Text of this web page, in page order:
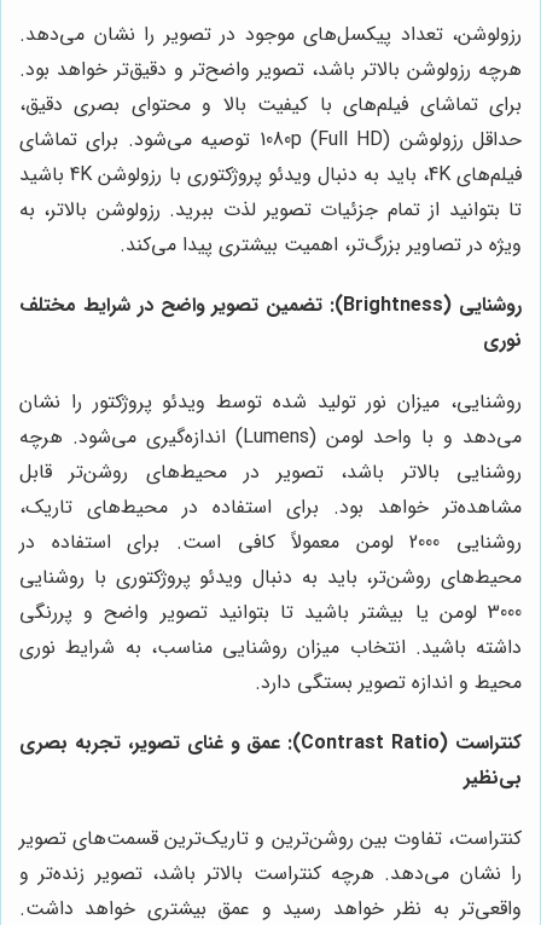
رزولوشن، تعداد پیکسل‌های موجود در تصویر را نشان می‌دهد.
هرچه رزولوشن بالاتر باشد، تصویر واضح‌تر و دقیق‌تر خواهد بود.
برای تماشای فیلم‌های با کیفیت بالا و محتوای بصری دقیق،
حداقل رزولوشن 1080p (Full HD) توصیه می‌شود. برای تماشای
فیلم‌های 4K، باید به دنبال ویدئو پروژکتوری با رزولوشن 4K باشید
تا بتوانید از تمام جزئیات تصویر لذت ببرید. رزولوشن بالاتر، به
ویژه در تصاویر بزرگ‌تر، اهمیت بیشتری پیدا می‌کند.
روشنایی (Brightness): تضمین تصویر واضح در شرایط مختلف
نوری
روشنایی، میزان نور تولید شده توسط ویدئو پروژکتور را نشان
می‌دهد و با واحد لومن (Lumens) اندازه‌گیری می‌شود. هرچه
روشنایی بالاتر باشد، تصویر در محیط‌های روشن‌تر قابل
مشاهده‌تر خواهد بود. برای استفاده در محیط‌های تاریک،
روشنایی 2000 لومن معمولاً کافی است. برای استفاده در
محیط‌های روشن‌تر، باید به دنبال ویدئو پروژکتوری با روشنایی
3000 لومن یا بیشتر باشید تا بتوانید تصویر واضح و پررنگی
داشته باشید. انتخاب میزان روشنایی مناسب، به شرایط نوری
محیط و اندازه تصویر بستگی دارد.
کنتراست (Contrast Ratio): عمق و غنای تصویر، تجربه بصری
بی‌نظیر
کنتراست، تفاوت بین روشن‌ترین و تاریک‌ترین قسمت‌های تصویر
را نشان می‌دهد. هرچه کنتراست بالاتر باشد، تصویر زنده‌تر و
واقعی‌تر به نظر خواهد رسید و عمق بیشتری خواهد داشت.